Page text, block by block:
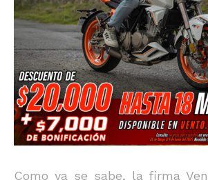
Como ya se sabe, la firma